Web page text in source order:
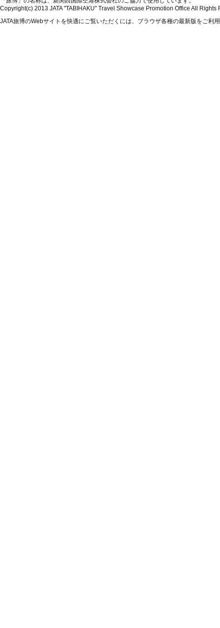
Copyright(c) 2013 JATA "TABIHAKU" Travel Showcase Promotion Office All Rights
JATA旅博のWebサイトを快適にご覧いただくには、ブラウザ各種の最新版をご利